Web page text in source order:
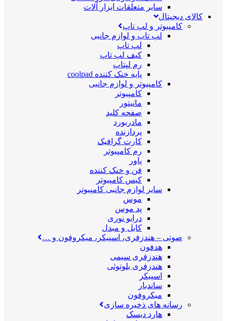
سایر متعلقات ابزار آلات
کالای دیجیتال
کامپیوتر و لپ تاپ
لپ تاپ و لوازم جانبی
لپ تاپ
کیف لپ تاپ
رم لپتاپ
پایه خنک کننده coolpad
کامپیوتر و لوازم جانبی
کامپیوتر
مانیتور
صفحه کلید
مادربورد
پردازنده
کارت گرافیک
رم کامپیوتر
پاور
فن و خنک کننده
کیس کامپیوتر
سایر لوازم جانبی کامپیوتر
موس
پد موس
درایو نوری
کابل و مبدل
صوتی – هندزفری، اسپیکر، میکروفون و …
هدفون
هندزفری سیمی
هندزفری بلوتوثی
اسپیکر
ساندبار
میکروفون
رسانه های ذخیره سازی
هارد دیسک